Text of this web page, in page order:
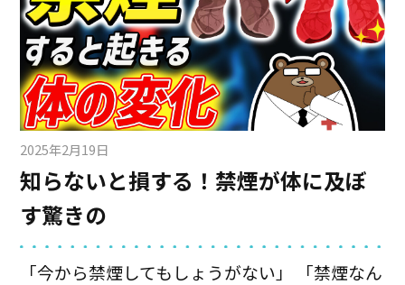
飲まなきゃいけないないんでしょう？」 いえ、
そんなことはありません。 あなたの普段の生活
の心がけ次第で、血圧を下げ、薬を卒業できる
場合も全然あります。 今回は薬に依存せず、自
分で血圧を下げる方法について２つ紹介してい
きます。
2025年2月19日
知らないと損する！禁煙が体に及ぼ
す驚きの
「今から禁煙してもしょうがない」 「禁煙なん